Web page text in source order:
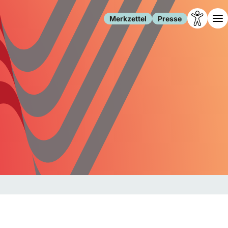
Merkzettel Presse
Leben
Familie
Freizeit
Gesundheit
Internet
Gesellschaft
Forschung
Migration
Polizei